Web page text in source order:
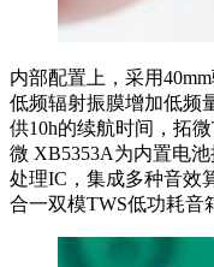
内部配置上，采用
低频辐射振膜增加低频
供10h的续航时间，拓
微 XB5353A为内置电
处理IC，集成多种音效
合一双模TWS低功耗音